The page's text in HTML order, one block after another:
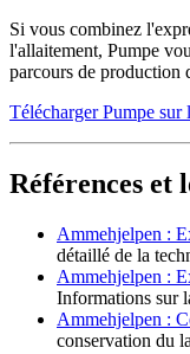
Si vous combinez
l'allaitement, Pumpe
parcours de production
Télécharger Pumpe
Références et
Ammehjelpen :
détaillé de la
Ammehjelpen :
Informations sur
Ammehjelpen :
conservation du